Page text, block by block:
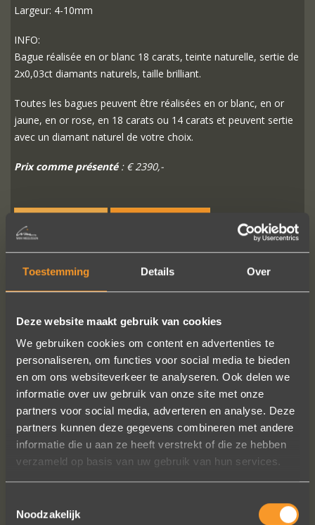
Toestemming Details Over
Deze website maakt gebruik van cookies
We gebruiken cookies om content en advertenties te
personaliseren, om functies voor social media te bieden
en om ons websiteverkeer te analyseren. Ook delen we
informatie over uw gebruik van onze site met onze
partners voor social media, adverteren en analyse. Deze
partners kunnen deze gegevens combineren met andere
informatie die u aan ze heeft verstrekt of die ze hebben
verzameld op basis van uw gebruik van hun services.
Noodzakelijk
Largeur: 4-10mm
INFO:
Bague réalisée en or blanc 18 carats, teinte naturelle, sertie de
2x0,03ct diamants naturels, taille brilliant.
Toutes les bagues peuvent être réalisées en or blanc, en or
jaune, en or rose, en 18 carats ou 14 carats et peuvent sertie
avec un diamant naturel de votre choix.
Prix comme présenté: € 2390,-
PLUS D'INFO
In de ban van uw creaties zijn we
bezig met onze derde bestelling (uit
Frankrijk). De ontvangst is altijd zo
vriendelijk, het team reageert snel en